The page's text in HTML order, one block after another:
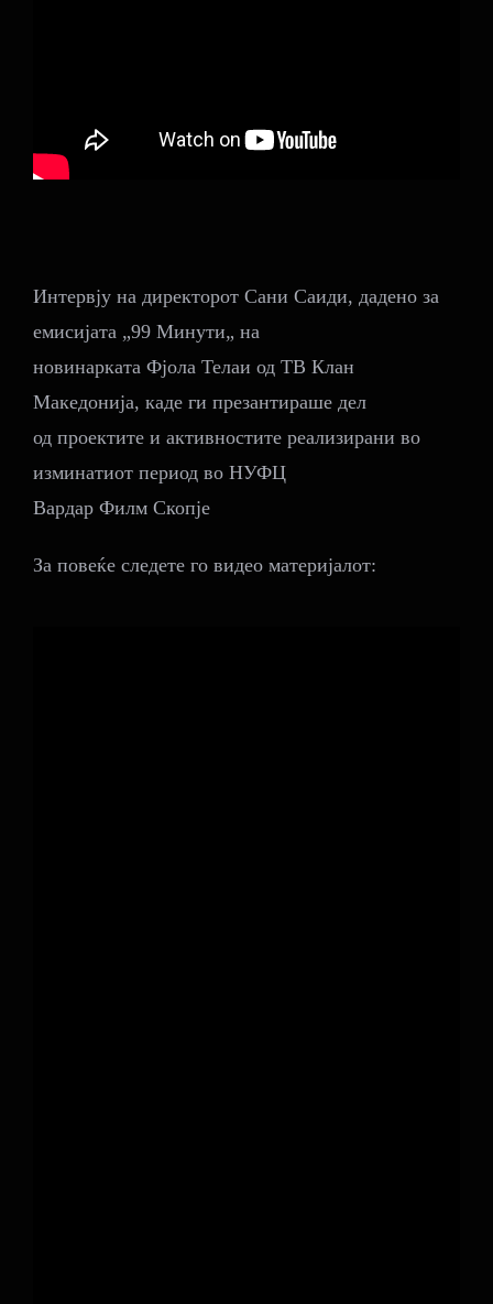
Интервју на директорот Сани Саиди, дадено за
емисијата „99 Mинути„ на
новинарката Фјола Телаи од ТВ Клан
Македонија, каде ги презантираше дел
од проектите и активностите реализирани во
изминатиот период во НУФЦ
Вардар Филм Скопје
За повеќе следете го видео материјалот: